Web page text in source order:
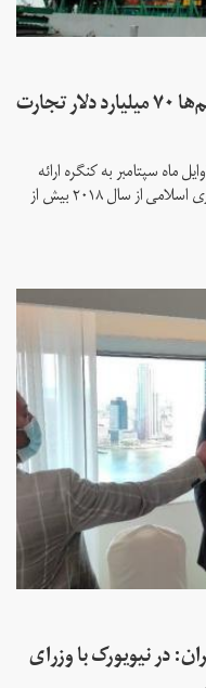
گزارش دولت آمریکا به کنگره: تحریم‌ها ۷۰ میلیارد دلار تجارت
ماه سپتامبر به کنگره ارائه
شد، تحریم‌های دولت دونالد ترامپ علیه جمهوری اسلامی از سال ۲۰۱۸ بیش از
در نیویورک با وزرای